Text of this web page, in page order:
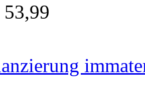
2007